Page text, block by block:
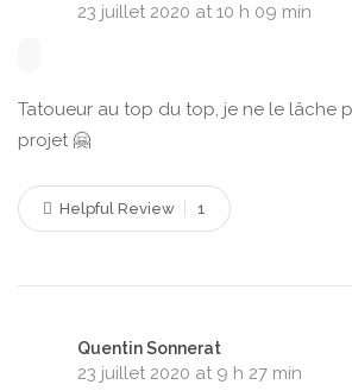
23 juillet 2020 at 10 h 09 min
Tatoueur au top du top, je ne le lâche
projet 🤗
Helpful Review 1
Quentin Sonnerat
23 juillet 2020 at 9 h 27 min